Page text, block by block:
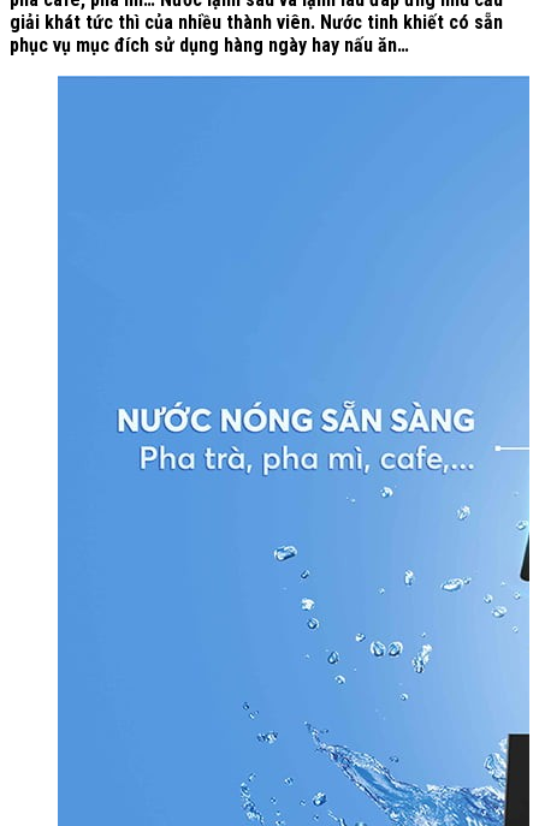
giải khát tức thì của nhiều thành viên. Nước tinh khiết có sẵn
phục vụ mục đích sử dụng hàng ngày hay nấu ăn…